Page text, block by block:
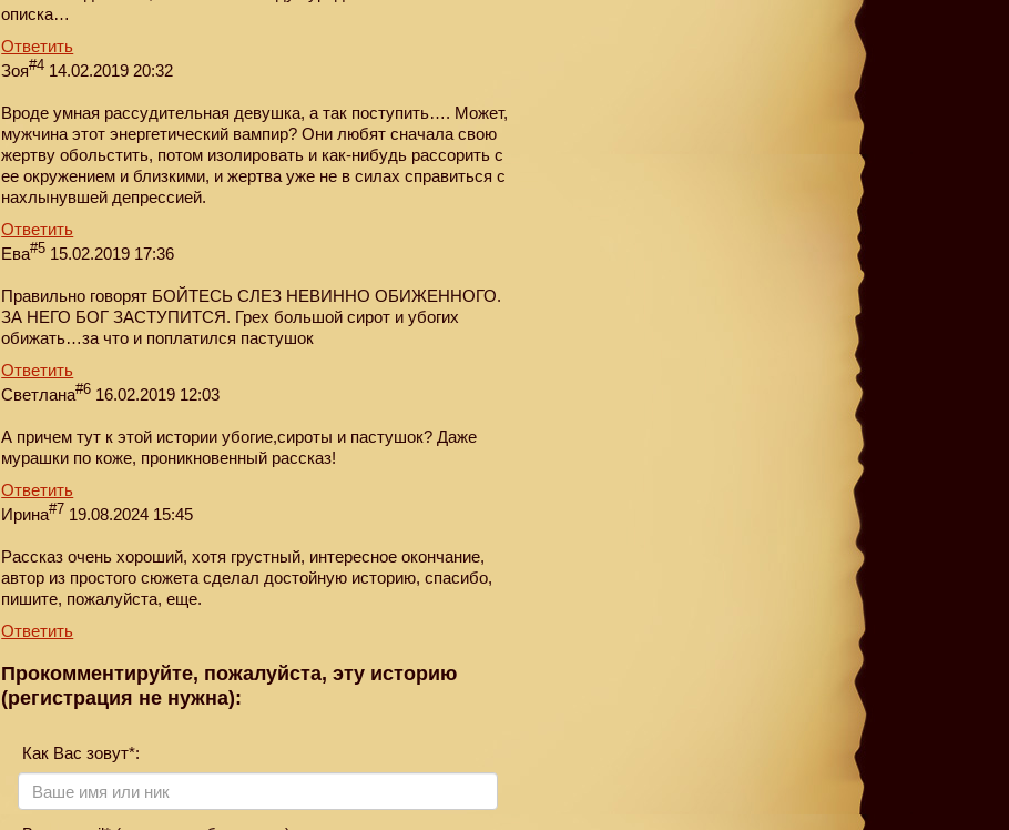
описка…
Ответить
Зоя#4 14.02.2019 20:32
Вроде умная рассудительная девушка, а так поступить…. Может,
мужчина этот энергетический вампир? Они любят сначала свою
жертву обольстить, потом изолировать и как-нибудь рассорить с
ее окружением и близкими, и жертва уже не в силах справиться с
нахлынувшей депрессией.
Ответить
Ева#5 15.02.2019 17:36
Правильно говорят БОЙТЕСЬ СЛЕЗ НЕВИННО ОБИЖЕННОГО.
ЗА НЕГО БОГ ЗАСТУПИТСЯ. Грех большой сирот и убогих
обижать…за что и поплатился пастушок
Ответить
Cветлана#6 16.02.2019 12:03
А причем тут к этой истории убогие,сироты и пастушок? Даже
мурашки по коже, проникновенный рассказ!
Ответить
Ирина#7 19.08.2024 15:45
Рассказ очень хороший, хотя грустный, интересное окончание,
автор из простого сюжета сделал достойную историю, спасибо,
пишите, пожалуйста, еще.
Ответить
Прокомментируйте, пожалуйста, эту историю
(регистрация не нужна):
Как Вас зовут*: